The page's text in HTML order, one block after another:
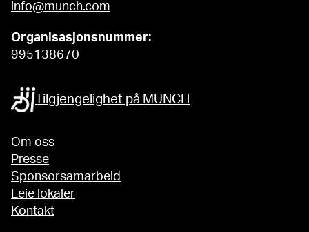
info@munch.com
Organisasjonsnummer:
995138670
Tilgjengelighet på MUNCH
Om oss
Presse
Sponsorsamarbeid
Leie lokaler
Kontakt